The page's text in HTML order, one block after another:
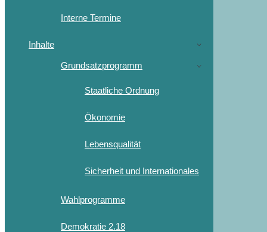
Interne Termine
Inhalte
Grundsatzprogramm
Staatliche Ordnung
Ökonomie
Lebensqualität
Sicherheit und Internationales
Wahlprogramme
Demokratie 2.18